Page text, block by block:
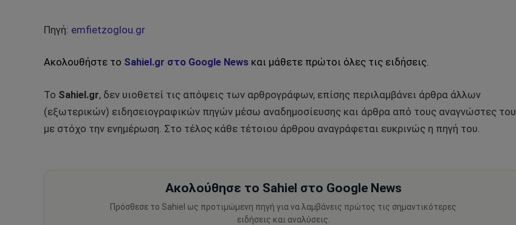
Πηγή: emfietzoglou.gr
Ακολουθήστε το Sahiel.gr στο Google News και μάθετε πρώτοι όλες τις ειδήσεις.
Το Sahiel.gr, δεν υιοθετεί τις απόψεις των αρθρογράφων, επίσης περιλαμβάνει άρθρα άλλων
(εξωτερικών) ειδησειογραφικών πηγών μέσω αναδημοσίευσης και άρθρα από τους αναγνώστες του
με στόχο την ενημέρωση. Στο τέλος κάθε τέτοιου άρθρου αναγράφεται ευκρινώς η πηγή του.
Ακολούθησε το Sahiel στο Google News
Πρόσθεσε το Sahiel ως προτιμώμενη πηγή για να λαμβάνεις πρώτος τις σημαντικότερες
ειδήσεις και αναλύσεις.